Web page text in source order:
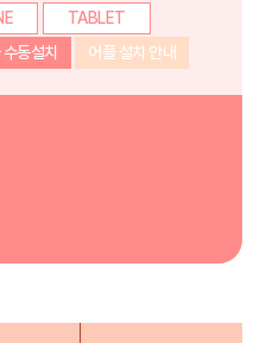
TABLET
동설치 어플 설치 안내